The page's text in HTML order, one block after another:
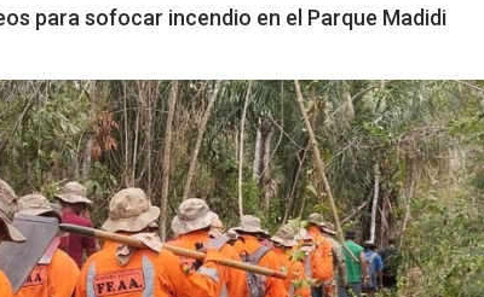
para sofocar incendio en el Parque Madidi